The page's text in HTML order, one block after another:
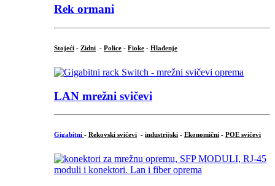
Rek ormani
Stojeći - Zidni - Police - Fioke - Hlađenje
LAN mrežni svičevi
Gigabitni - Rekovski svičevi - industrijski - Ekonomični - POE svičevi